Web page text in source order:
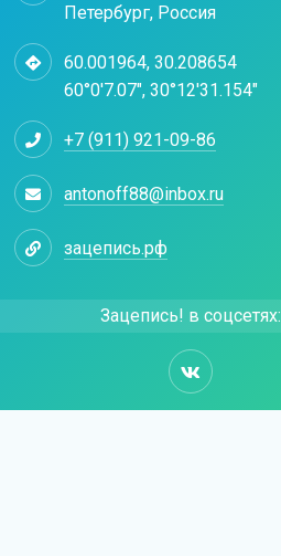
Петербург, Россия
60.001964, 30.208654
60°0'7.07", 30°12'31.154"
+7 (911) 921-09-86
antonoff88@inbox.ru
зацепись.рф
Зацепись! в соцсетях: